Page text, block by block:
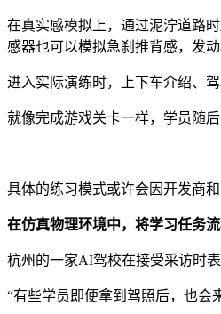
在真实感模拟上，通过泥泞道路
感器也可以模拟急刹推背感，发
进入实际演练时，上下车介绍、
就像完成游戏关卡一样，学员随
具体的练习模式或许会因开发商
在仿真物理环境中，将学习任务流
杭州的一家AI驾校在接受采访时
“有些学员即便拿到驾照后，也会